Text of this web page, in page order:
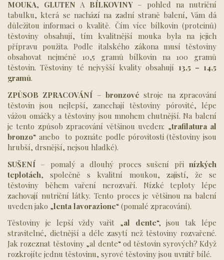
MOUKA, GLUTEN A BÍLKOVINY– pohled na nutriční
tabulku, která se nachází na zadní straně balení, Vám dá
důležitou informaci o kvalitě. Čím více bílkovin (proteinů)
těstoviny obsahují, tím kvalitnější mouka byla na jejich
přípravu použita. Podle italského zákona musí těstoviny
obsahovat nejméně 10,5 gramů bílkovin na 100 gramů
těstovin. Těstoviny té nejvyšší kvality obsahují 13,5 – 14,5
gramů.
ZPŮSOB ZPRACOVÁNÍ –bronzové stroje na zpracování
těstovin jsou nejlepší, zanechají těstoviny pórovité, lépe
vážou omáčky a těstoviny jsou mnohem chutnější. Na balení
je tento způsob zpracování většinou uveden: „trafilatura al
bronzo“ anebo to poznáte podle pórovitosti (těstoviny jsou
hrubší, drsnější, nejsou hladké).
SUŠENÍ – pomalý a dlouhý proces sušení při nízkých
teplotách, společně s kvalitní moukou, zajistí, že se
těstoviny během vaření nerozvaří. Nízké teploty lépe
zachovají nutriční látky. Tento proces je většinou na balení
uveden jako „lenta lavorazione“ (pomalé zpracování).
Těstoviny je lepší vždy vařit „al dente“, jsou tak lépe
stravitelné, dietnější a déle zasytí než těstoviny rozvařené.
Jak rozeznat těstoviny „al dente“ od těstovin syrových? Když
rozkrojíte jednu těstovinu, syrové těstoviny jsou uvnitř bílé.